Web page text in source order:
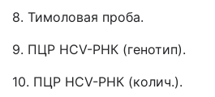
8. Тимоловая проба.
9. ПЦР HCV-РНК (генотип).
10. ПЦР HCV-РНК (колич.).